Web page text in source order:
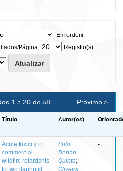
Em ordem:
Página
Registro(s):
1 a 20 de 58 Próximo >
Título Autor(es)
Acute toxicity of
commercial
wildfire retardants
to two daphniid
Brito,
Darlan
Quinta;
Oliveira,
-